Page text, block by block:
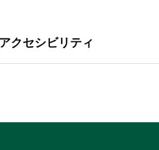
アクセシビリティ